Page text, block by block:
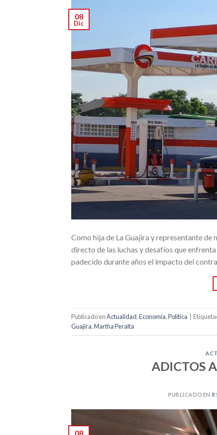
08
Dic
Como hija de La Guajira y representante de
directo de las luchas y desafíos que
padecido durante años el impacto del
Publicado enActualidad,Economía,Política
Guajira,Martha Peralta
ADICTOS
PUBLICADO EN 8
08